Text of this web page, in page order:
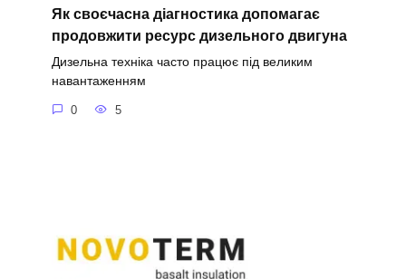
Як своєчасна діагностика допомагає
продовжити ресурс дизельного двигуна
Дизельна техніка часто працює під великим
навантаженням
0 5